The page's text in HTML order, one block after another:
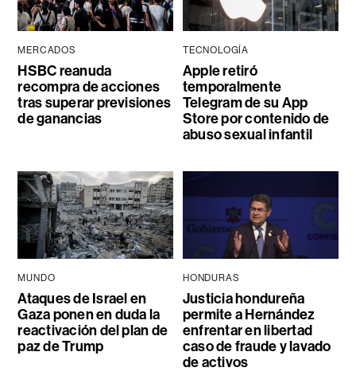
MERCADOS
HSBC reanuda
recompra de acciones
tras superar previsiones
de ganancias
TECNOLOGÍA
Apple retiró
temporalmente
Telegram de su App
Store por contenido de
abuso sexual infantil
MUNDO
Ataques de Israel en
Gaza ponen en duda la
reactivación del plan de
paz de Trump
HONDURAS
Justicia hondureña
permite a Hernández
enfrentar en libertad
caso de fraude y lavado
de activos